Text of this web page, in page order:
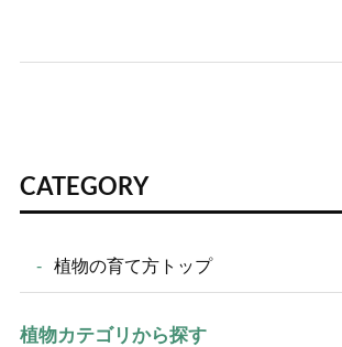
CATEGORY
植物の育て方トップ
植物カテゴリから探す